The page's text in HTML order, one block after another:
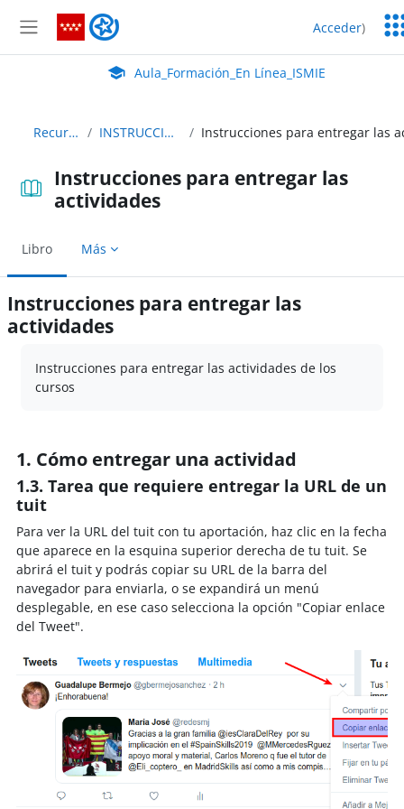
Panel lateral
Aula_Formación_En Línea_ISMIE Acceder)
Aula Virtual de EducaMadrid:
Aula_Formación_En Línea_ISMIE
Recursos INSTRUCCIONES
Instrucciones para entregar las
actividades
Libro Más
Instrucciones para entregar las
actividades
Instrucciones para entregar las actividades de los
cursos
1. Cómo entregar una actividad
1.3. Tarea que requiere entregar la URL de un
tuit
Para ver la URL del tuit con tu aportación, haz clic en la fecha
que aparece en la esquina superior derecha de tu tuit. Se
abrirá el tuit y podrás copiar su URL de la barra del
navegador para enviarla, o se expandirá un menú
desplegable, en ese caso selecciona la opción "Copiar enlace
del Tweet".